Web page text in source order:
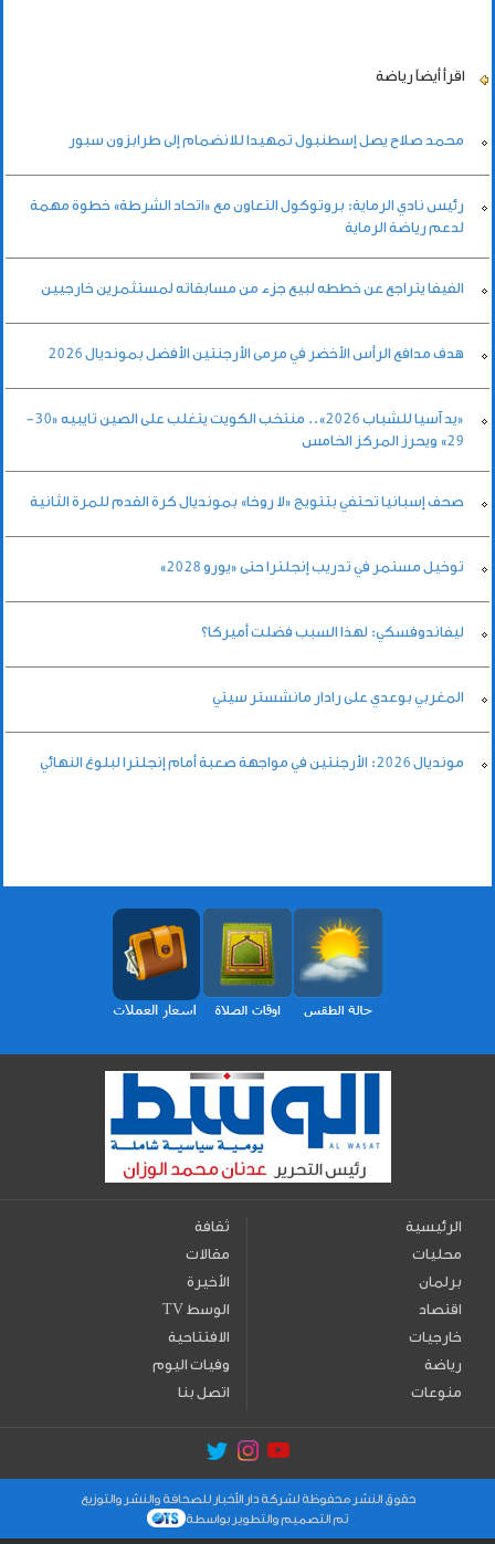
اقرأ أيضاً رياضة
محمد صلاح يصل إسطنبول تمهيدا للانضمام إلى طرابزون سبور
رئيس نادي الرماية: بروتوكول التعاون مع «اتحاد الشرطة» خطوة مهمة
لدعم رياضة الرماية
الفيفا يتراجع عن خططه لبيع جزء من مسابقاته لمستثمرين خارجيين
هدف مدافع الرأس الأخضر في مرمى الأرجنتين الأفضل بمونديال 2026
«يد آسيا للشباب 2026».. منتخب الكويت يتغلب على الصين تايبيه «30-
29» ويحرز المركز الخامس
صحف إسبانيا تحتفي بتتويج «لا روخا» بمونديال كرة القدم للمرة الثانية
توخيل مستمر في تدريب إنجلترا حتى «يورو 2028»
ليفاندوفسكي: لهذا السبب فضلت أميركا؟
المغربي بوعدي على رادار مانشستر سيتي
مونديال 2026: الأرجنتين في مواجهة صعبة أمام إنجلترا لبلوغ النهائي
الرئيسية
محليات
برلمان
اقتصاد
خارجيات
رياضة
منوعات
ثقافة
مقالات
الأخيرة
TV الوسط
الافتتاحية
وفيات اليوم
اتصل بنا
حقوق النشر محفوظة لشركة دار الأخبار للصحافة والنشر والتوزيع
تم التصميم والتطوير بواسطة